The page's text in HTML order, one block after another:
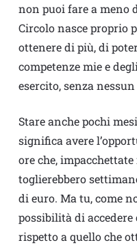
non puoi fare a meno
Circolo nasce proprio
ottenere di più, di
competenze mie e
esercito, senza
Stare anche pochi
significa avere
ore che,
toglierebbero
di euro. Ma tu, come
possibilità di
rispetto a quello che